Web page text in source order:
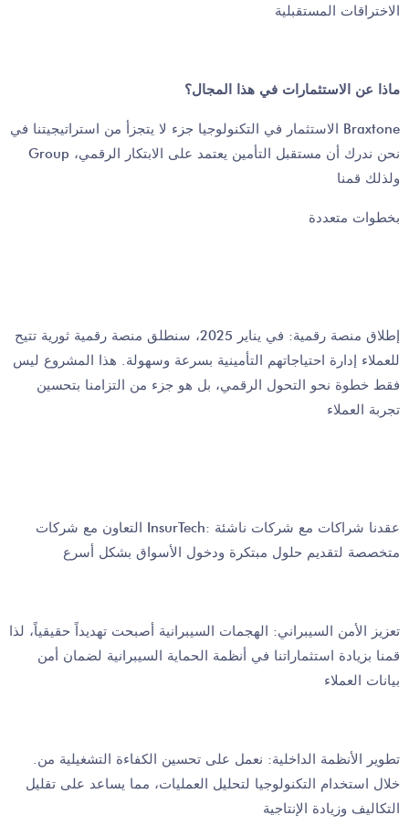
الاختراقات المستقبلية
ماذا عن الاستثمارات في هذا المجال؟
الاستثمار في التكنولوجيا جزء لا يتجزأ من استراتيجيتنا في Braxtone
Group نحن ندرك أن مستقبل التأمين يعتمد على الابتكار الرقمي،
ولذلك قمنا
بخطوات متعددة
إطلاق منصة رقمية: في يناير 2025، سنطلق منصة رقمية ثورية تتيح
للعملاء إدارة احتياجاتهم التأمينية بسرعة وسهولة. هذا المشروع ليس
فقط خطوة نحو التحول الرقمي، بل هو جزء من التزامنا بتحسين
تجربة العملاء
التعاون مع شركات InsurTech: عقدنا شراكات مع شركات ناشئة
متخصصة لتقديم حلول مبتكرة ودخول الأسواق بشكل أسرع
تعزيز الأمن السيبراني: الهجمات السيبرانية أصبحت تهديداً حقيقياً، لذا
قمنا بزيادة استثماراتنا في أنظمة الحماية السيبرانية لضمان أمن
بيانات العملاء
.تطوير الأنظمة الداخلية: نعمل على تحسين الكفاءة التشغيلية من
خلال استخدام التكنولوجيا لتحليل العمليات، مما يساعد على تقليل
التكاليف وزيادة الإنتاجية